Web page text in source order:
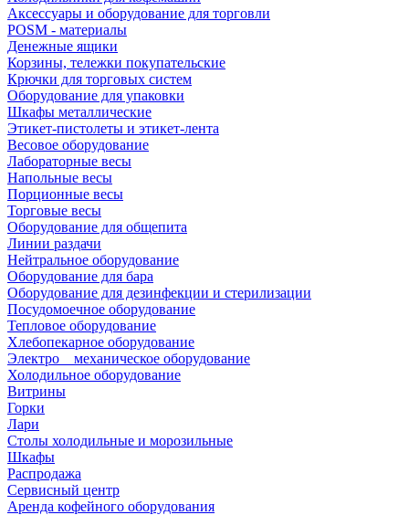
Аксессуары и оборудование для торговли
POSM - материалы
Денежные ящики
Корзины, тележки покупательские
Крючки для торговых систем
Оборудование для упаковки
Шкафы металлические
Этикет-пистолеты и этикет-лента
Весовое оборудование
Лабораторные весы
Напольные весы
Порционные весы
Торговые весы
Оборудование для общепита
Линии раздачи
Нейтральное оборудование
Оборудование для бара
Оборудование для дезинфекции и стерилизации
Посудомоечное оборудование
Тепловое оборудование
Хлебопекарное оборудование
Электро _ механическое оборудование
Холодильное оборудование
Витрины
Горки
Лари
Столы холодильные и морозильные
Шкафы
Распродажа
Сервисный центр
Аренда кофейного оборудования